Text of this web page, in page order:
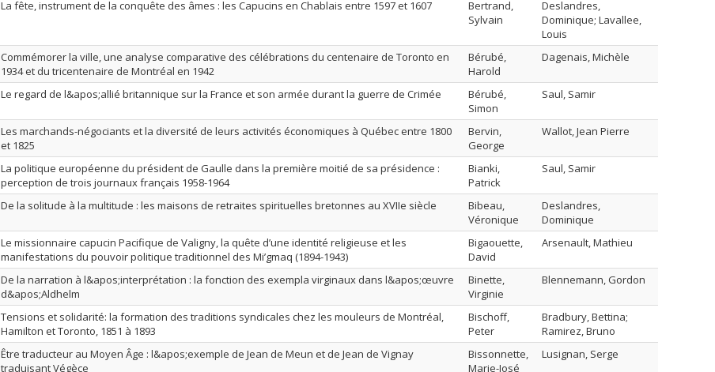
La fête, instrument de la conquête des âmes : les Capucins en Chablais entre 1597 et 1607
Bertrand,
Sylvain
Deslandres,
Dominique; Lavallee,
Louis
Commémorer la ville, une analyse comparative des célébrations du centenaire de Toronto en
1934 et du tricentenaire de Montréal en 1942
Bérubé,
Harold
Dagenais, Michèle
Le regard de l&apos;allié britannique sur la France et son armée durant la guerre de Crimée
Bérubé,
Simon
Saul, Samir
Les marchands-négociants et la diversité de leurs activités économiques à Québec entre 1800
et 1825
Bervin,
George
Wallot, Jean Pierre
La politique européenne du président de Gaulle dans la première moitié de sa présidence :
perception de trois journaux français 1958-1964
Bianki,
Patrick
Saul, Samir
De la solitude à la multitude : les maisons de retraites spirituelles bretonnes au XVIIe siècle
Bibeau,
Véronique
Deslandres,
Dominique
Le missionnaire capucin Pacifique de Valigny, la quête d’une identité religieuse et les
manifestations du pouvoir politique traditionnel des Mi’gmaq (1894-1943)
Bigaouette,
David
Arsenault, Mathieu
De la narration à l&apos;interprétation : la fonction des exempla virginaux dans l&apos;œuvre
d&apos;Aldhelm
Binette,
Virginie
Blennemann, Gordon
Tensions et solidarité: la formation des traditions syndicales chez les mouleurs de Montréal,
Hamilton et Toronto, 1851 à 1893
Bischoff,
Peter
Bradbury, Bettina;
Ramirez, Bruno
Être traducteur au Moyen Âge : l&apos;exemple de Jean de Meun et de Jean de Vignay
traduisant Végèce
Bissonnette,
Marie-José
Lusignan, Serge